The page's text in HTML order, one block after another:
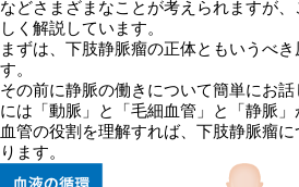
などさまざまなことが考えられますが
しく解説しています。
まずは、下肢静脈瘤の正体ともいうべ
す。
その前に静脈の働きについて簡単にお
には「動脈」と「毛細血管」と「静脈
血管の役割を理解すれば、下肢静脈瘤
ります。